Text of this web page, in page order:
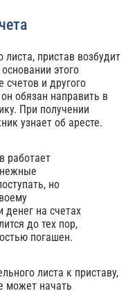
листа, пристав возбудит
этого
счетов и другого
обязан направить в
При получении
узнает об аресте.
работает
но
денег на счетах
до тех пор,
погашен.
листа к приставу,
может начать